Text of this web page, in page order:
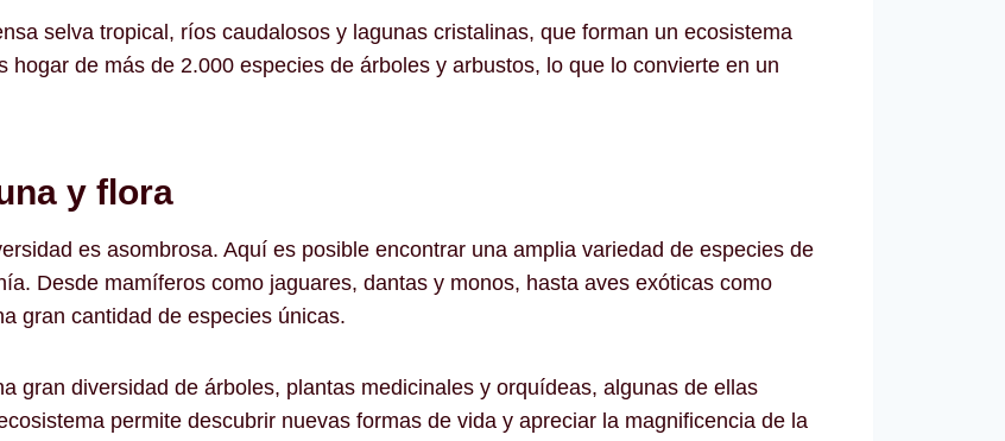
selva tropical, ríos caudalosos y lagunas cristalinas, que forman un ecosistema
hogar de más de 2.000 especies de árboles y arbustos, lo que lo convierte en un
y flora
es asombrosa. Aquí es posible encontrar una amplia variedad de especies de
Desde mamíferos como jaguares, dantas y monos, hasta aves exóticas como
gran cantidad de especies únicas.
gran diversidad de árboles, plantas medicinales y orquídeas, algunas de ellas
permite descubrir nuevas formas de vida y apreciar la magnificencia de la